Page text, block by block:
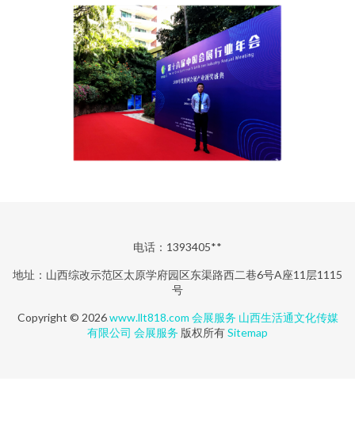
电话：1393405**
地址：山西综改示范区太原学府园区东渠路西二巷6号A座11层1115
号
Copyright © 2026www.llt818.com 会展服务 山西生活通文化传媒
有限公司 会展服务 版权所有Sitemap